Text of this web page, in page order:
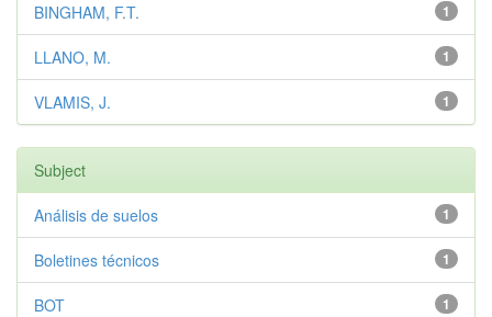
1
BINGHAM, F.T.
1
LLANO, M.
1
VLAMIS, J.
Subject
1
Análisis de suelos
1
Boletines técnicos
1
BOT